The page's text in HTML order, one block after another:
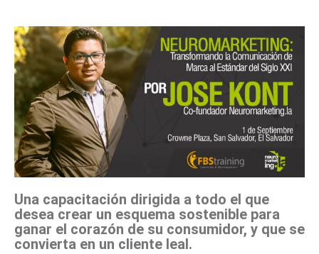
Una capacitación dirigida a todo el que
desea crear un esquema sostenible para
ganar el corazón de su consumidor, y que se
convierta en un cliente leal.